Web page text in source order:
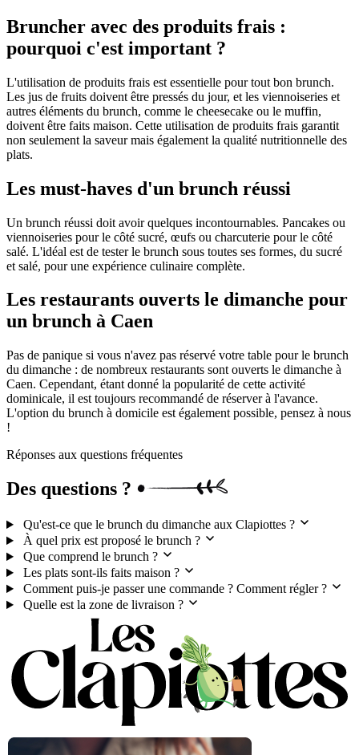
Bruncher avec des produits frais :
pourquoi c'est important ?
L'utilisation de produits frais est essentielle pour tout bon brunch.
Les jus de fruits doivent être pressés du jour, et les viennoiseries et
autres éléments du brunch, comme le cheesecake ou le muffin,
doivent être faits maison. Cette utilisation de produits frais garantit
non seulement la saveur mais également la qualité nutritionnelle des
plats.
Les must-haves d'un brunch réussi
Un brunch réussi doit avoir quelques incontournables. Pancakes ou
viennoiseries pour le côté sucré, œufs ou charcuterie pour le côté
salé. L'idéal est de tester le brunch sous toutes ses formes, du sucré
et salé, pour une expérience culinaire complète.
Les restaurants ouverts le dimanche pour
un brunch à Caen
Pas de panique si vous n'avez pas réservé votre table pour le brunch
du dimanche : de nombreux restaurants sont ouverts le dimanche à
Caen. Cependant, étant donné la popularité de cette activité
dominicale, il est toujours recommandé de réserver à l'avance.
L'option du brunch à domicile est également possible, pensez à nous
!
Réponses aux questions fréquentes
Des questions ?
Qu'est-ce que le brunch du dimanche aux Clapiottes ?
À quel prix est proposé le brunch ?
Que comprend le brunch ?
Les plats sont-ils faits maison ?
Comment puis-je passer une commande ? Comment régler ?
Quelle est la zone de livraison ?